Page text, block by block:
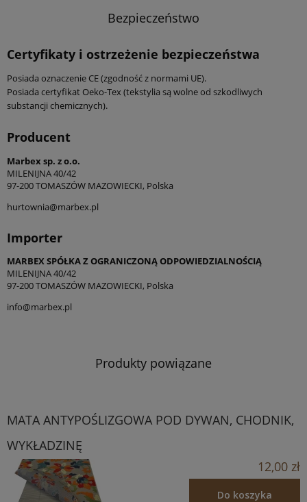
Bezpieczeństwo
Certyfikaty i ostrzeżenie bezpieczeństwa
Posiada oznaczenie CE (zgodność z normami UE).
Posiada certyfikat Oeko-Tex (tekstylia są wolne od szkodliwych
substancji chemicznych).
Producent
Marbex sp. z o.o.
MILENIJNA 40/42
97-200 TOMASZÓW MAZOWIECKI, Polska
hurtownia@marbex.pl
Importer
MARBEX SPÓŁKA Z OGRANICZONĄ ODPOWIEDZIALNOŚCIĄ
MILENIJNA 40/42
97-200 TOMASZÓW MAZOWIECKI, Polska
info@marbex.pl
Produkty powiązane
MATA ANTYPOŚLIZGOWA POD DYWAN, CHODNIK,
WYKŁADZINĘ
12,00 zł
Do koszyka